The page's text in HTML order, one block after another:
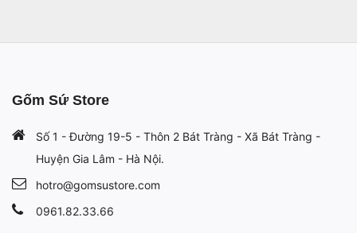
Gốm Sứ Store
Số 1 - Đường 19-5 - Thôn 2 Bát Tràng - Xã Bát Tràng -
Huyện Gia Lâm - Hà Nội.
hotro@gomsustore.com
0961.82.33.66